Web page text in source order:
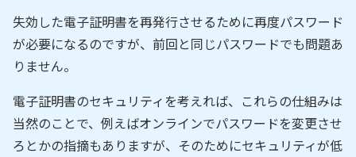
失効した電子証明書を再発行させるために再度パスワード
が必要になるのですが、前回と同じパスワードでも問題あ
りません。
電子証明書のセキュリティを考えれば、これらの仕組みは
当然のことで、例えばオンラインでパスワードを変更させ
ろとかの指摘もありますが、そのためにセキュリティが低